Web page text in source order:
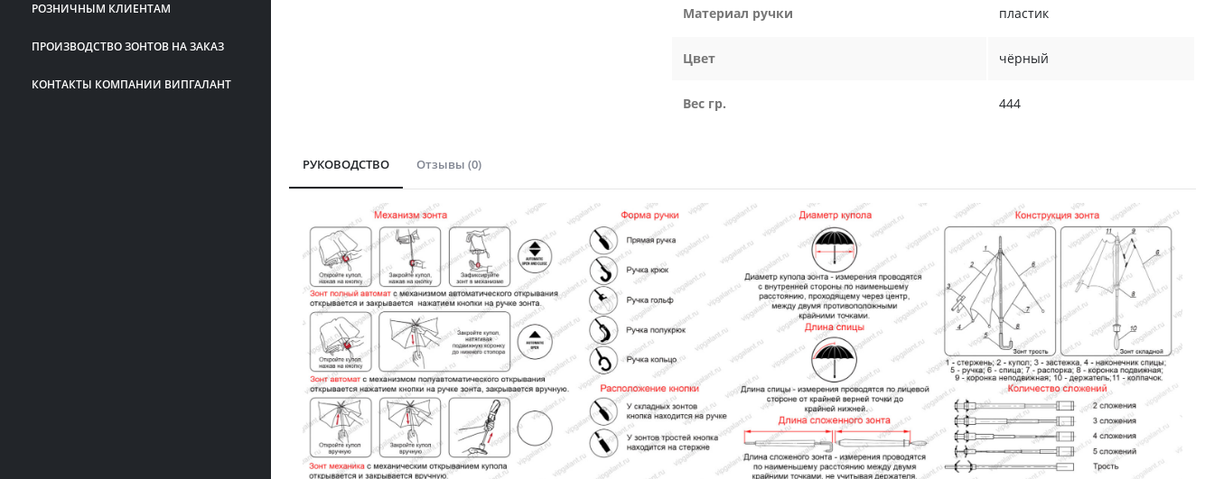
РОЗНИЧНЫМ КЛИЕНТАМ
ПРОИЗВОДСТВО ЗОНТОВ НА ЗАКАЗ
КОНТАКТЫ КОМПАНИИ ВИПГАЛАНТ
Материал ручки пластик
Цвет чёрный
Вес гр. 444
РУКОВОДСТВО Отзывы (0)